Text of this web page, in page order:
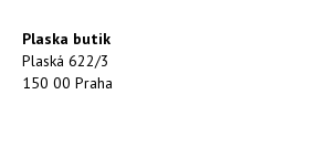
Plaska butik
Plaská 622/3
150 00 Praha